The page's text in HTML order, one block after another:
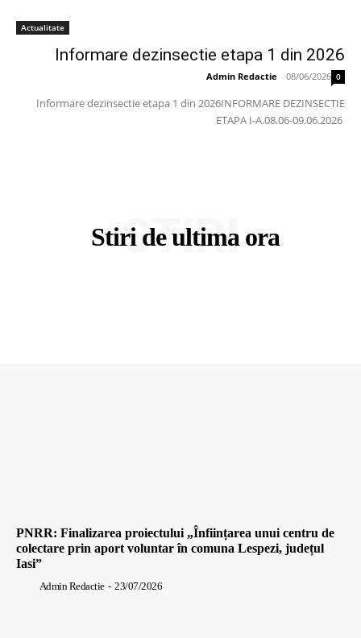
Actualitate
Informare dezinsectie etapa 1 din 2026
Admin Redactie - 08/06/2026 0
Informare dezinsectie etapa 1 din 2026INFORMARE DEZINSECTIE
ETAPA I-A.08.06-09.06.2026
Stiri de ultima ora
STIRI
PNRR: Finalizarea proiectului „Înființarea unui centru de
colectare prin aport voluntar în comuna Lespezi, județul
Iasi”
Admin Redactie - 23/07/2026